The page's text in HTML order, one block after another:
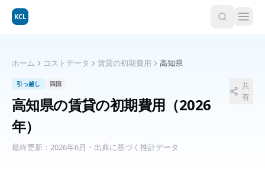
KCL
ホーム コストデータ 賃貸の初期費用 高知県
引っ越し 四国
高知県の賃貸の初期費用 （2026
年）
最終更新： 2026年6月 ・出典に基づく推計データ
共
有